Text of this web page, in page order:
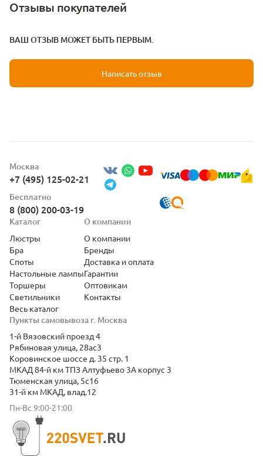
Отзывы покупателей
ВАШ ОТЗЫВ МОЖЕТ БЫТЬ ПЕРВЫМ.
Написать отзыв
Москва
+7 (495) 125-02-21
Бесплатно
8 (800) 200-03-19
Пункты самовывоза г. Москва
1-й Вязовский проезд 4
Рябиновая улица, 28ас3
Коровинское шоссе д. 35 стр. 1
МКАД 84-й км ТПЗ Алтуфьево 3А корпус 3
Тюменская улица, 5с16
31-й км МКАД, влад.12
Пн-Вс 9:00-21:00
Каталог
Люстры
Бра
Споты
Настольные лампы
Торшеры
Светильники
Весь каталог
О компании
О компании
Бренды
Доставка и оплата
Гарантии
Оптовикам
Контакты